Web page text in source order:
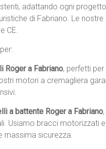
adattando ogni
di Fabriano. Le
CE.
Roger a Fabriano, perfetti
motori a cremagliera
a battente Roger a Fabriano
Usiamo bracci motorizzati
massima sicurezza.